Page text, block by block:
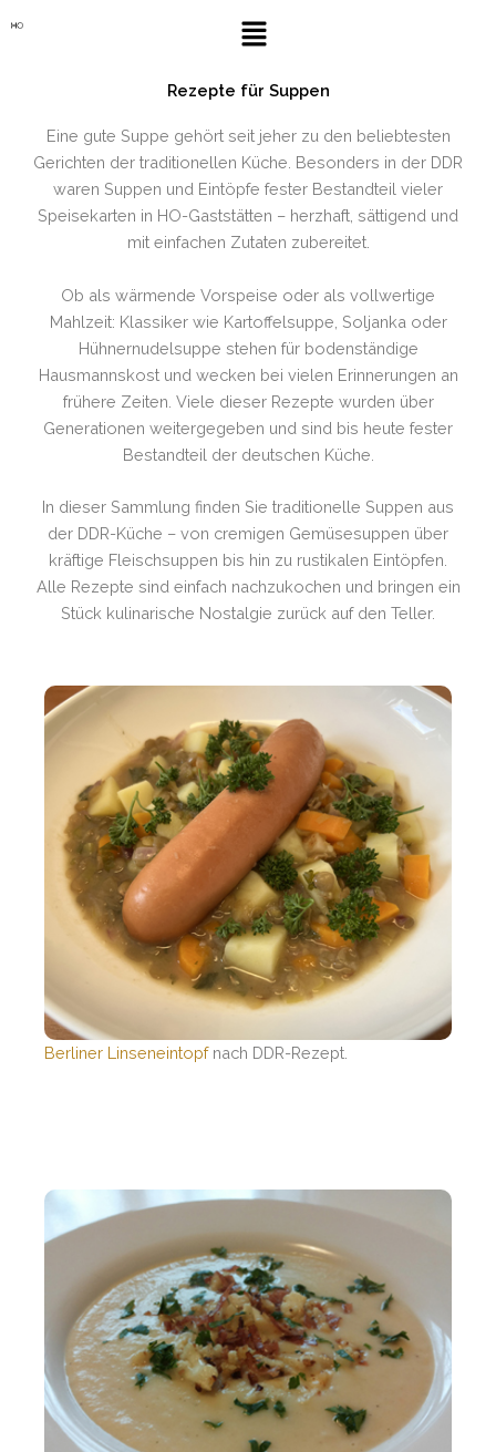
Menü
Rezepte für Suppen
Eine gute Suppe gehört seit jeher zu den beliebtesten
Gerichten der traditionellen Küche. Besonders in der DDR
waren Suppen und Eintöpfe fester Bestandteil vieler
Speisekarten in HO-Gaststätten – herzhaft, sättigend und
mit einfachen Zutaten zubereitet.
Ob als wärmende Vorspeise oder als vollwertige
Mahlzeit: Klassiker wie Kartoffelsuppe, Soljanka oder
Hühnernudelsuppe stehen für bodenständige
Hausmannskost und wecken bei vielen Erinnerungen an
frühere Zeiten. Viele dieser Rezepte wurden über
Generationen weitergegeben und sind bis heute fester
Bestandteil der deutschen Küche.
In dieser Sammlung finden Sie traditionelle Suppen aus
der DDR-Küche – von cremigen Gemüsesuppen über
kräftige Fleischsuppen bis hin zu rustikalen Eintöpfen.
Alle Rezepte sind einfach nachzukochen und bringen ein
Stück kulinarische Nostalgie zurück auf den Teller.
Berliner Linseneintopfnach DDR-Rezept.